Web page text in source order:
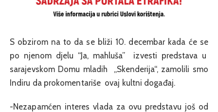
S obzirom na to da se bliži 10. decembar kada će se
po njenom djelu “Ja, mahluša” izvesti predstava u
sarajevskom Domu mladih „Skenderija“, zamolili smo
Indiru da prokomentariše ovaj kultni događaj.
-Nezapamćen interes vlada za ovu predstavu još od